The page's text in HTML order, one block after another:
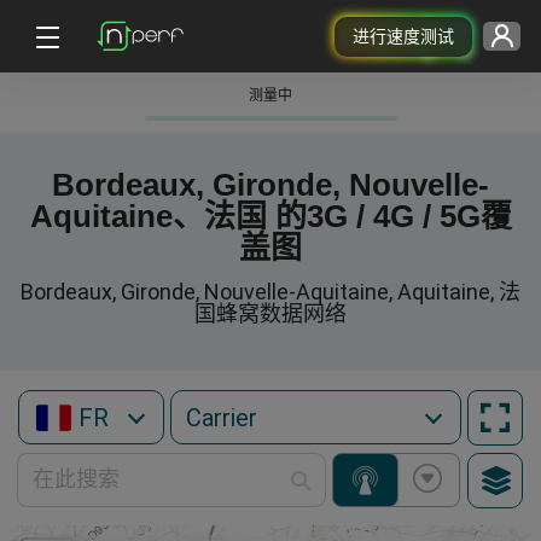
进行速度测试
测量中
Bordeaux, Gironde, Nouvelle-
Aquitaine、法国 的3G / 4G / 5G覆
盖图
Bordeaux, Gironde, Nouvelle-Aquitaine, Aquitaine, 法
国蜂窝数据网络
FR